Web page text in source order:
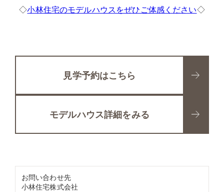
◇小林住宅のモデルハウスをぜひご体感ください◇
見学予約はこちら
モデルハウス詳細をみる
お問い合わせ先
小林住宅株式会社